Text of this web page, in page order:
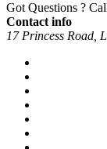
Got Questions ?
Contact info
17 Princess Road,